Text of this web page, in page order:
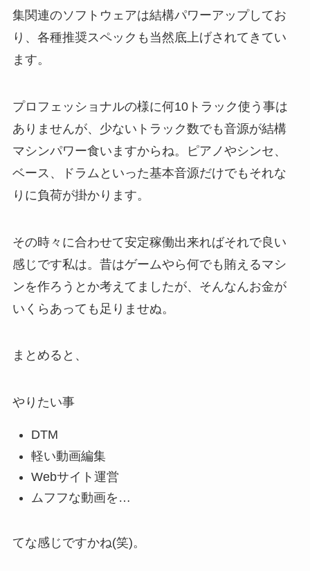
集関連のソフトウェアは結構パワーアップしてお
り、各種推奨スペックも当然底上げされてきてい
ます。
プロフェッショナルの様に何10トラック使う事は
ありませんが、少ないトラック数でも音源が結構
マシンパワー食いますからね。ピアノやシンセ、
ベース、ドラムといった基本音源だけでもそれな
りに負荷が掛かります。
その時々に合わせて安定稼働出来ればそれで良い
感じです私は。昔はゲームやら何でも賄えるマシ
ンを作ろうとか考えてましたが、そんなんお金が
いくらあっても足りませぬ。
まとめると、
やりたい事
DTM
軽い動画編集
Webサイト運営
ムフフな動画を…
てな感じですかね(笑)。